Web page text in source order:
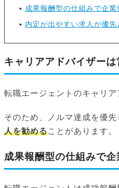
成果報酬型の仕組みで企業
内定が出やすい求人が優先
キャリアアドバイザー
転職エージェントのキャリ
そのため、ノルマ達成を優
人を勧めることがあります。
成果報酬型の仕組みで